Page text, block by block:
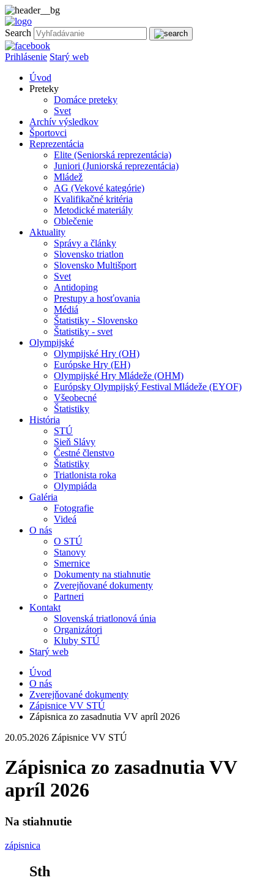
Search
Prihlásenie Starý web
Úvod
Preteky
Domáce preteky
Svet
Archív výsledkov
Športovci
Reprezentácia
Elite (Seniorská reprezentácia)
Juniori (Juniorská reprezentácia)
Mládež
AG (Vekové kategórie)
Kvalifikačné kritéria
Metodické materiály
Oblečenie
Aktuality
Správy a články
Slovensko triatlon
Slovensko Multišport
Svet
Antidoping
Prestupy a hosťovania
Médiá
Štatistiky - Slovensko
Štatistiky - svet
Olympijské
Olympijské Hry (OH)
Európske Hry (EH)
Olympijské Hry Mládeže (OHM)
Európsky Olympijský Festival Mládeže (EYOF)
Všeobecné
Štatistiky
História
STÚ
Sieň Slávy
Čestné členstvo
Štatistiky
Triatlonista roka
Olympiáda
Galéria
Fotografie
Videá
O nás
O STÚ
Stanovy
Smernice
Dokumenty na stiahnutie
Zverejňované dokumenty
Partneri
Kontakt
Slovenská triatlonová únia
Organizátori
Kluby STÚ
Starý web
Úvod
O nás
Zverejňované dokumenty
Zápisnice VV STÚ
Zápisnica zo zasadnutia VV apríl 2026
20.05.2026 Zápisnice VV STÚ
Zápisnica zo zasadnutia VV
apríl 2026
Na stiahnutie
zápisnica
Sth